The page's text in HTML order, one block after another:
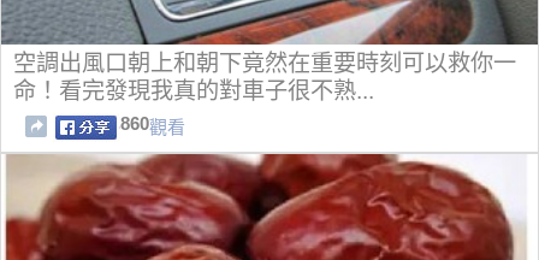
空調出風口朝上和朝下竟然在重要時刻可以救你一
命！看完發現我真的對車子很不熟...
860觀看